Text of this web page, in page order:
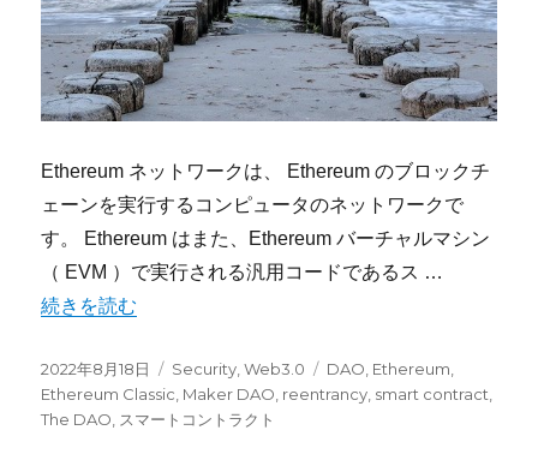
Ethereum ネットワークは、 Ethereum のブロックチ
ェーンを実行するコンピュータのネットワークで
す。 Ethereum はまた、Ethereum バーチャルマシン
（ EVM ）で実行される汎用コードであるス …
“The DAO 事件（スマートコントラクトの脆弱性）” の
続きを読む
投
稿
日:
2022年8月18日
カ
テ
ゴ
Security,Web3.0
タ
グ
DAO, Ethereum,
Ethereum Classic, Maker DAO, reentrancy, smart contract,
The DAO, スマートコントラクト